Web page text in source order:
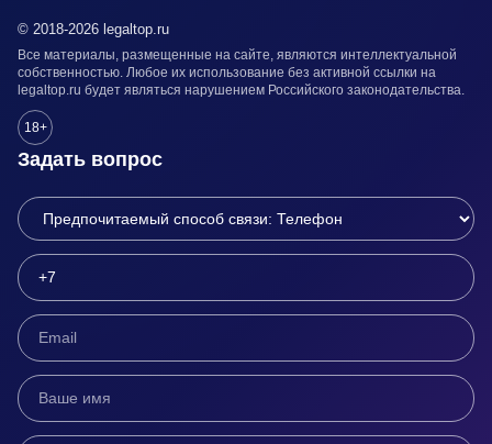
© 2018-2026 legaltop.ru
Все материалы, размещенные на сайте, являются интеллектуальной
собственностью. Любое их использование без активной ссылки на
legaltop.ru будет являться нарушением Российского законодательства.
18+
Задать вопрос